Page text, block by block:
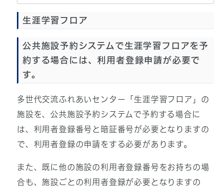
生涯学習フロア
公共施設予約システムで生涯学習フロアを予
約する場合には、利用者登録申請が必要で
す。
多世代交流ふれあいセンター「生涯学習フロア」の
施設を、公共施設予約システムで予約する場合に
は、利用者登録番号と暗証番号が必要となりますの
で、利用者登録の申請をする必要があります。
また、既に他の施設の利用者登録番号をお持ちの場
合も、施設ごとの利用者登録が必要となりますの